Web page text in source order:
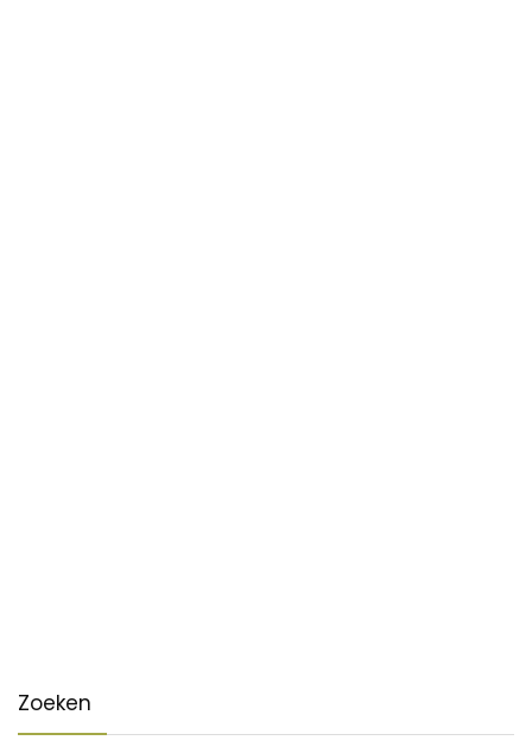
Zoeken